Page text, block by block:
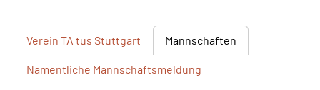
Verein TA tus Stuttgart Mannschaften
Namentliche Mannschaftsmeldung